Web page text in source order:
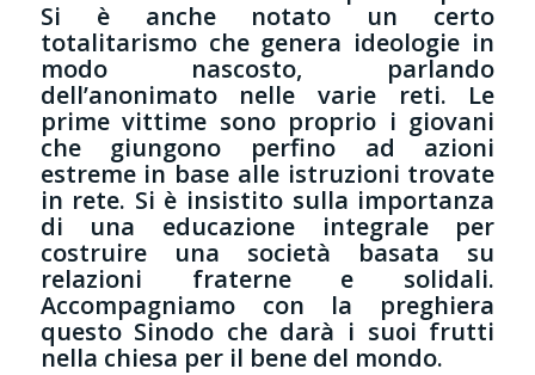
Si è anche notato un certo
totalitarismo che genera ideologie in
modo nascosto, parlando
dell’anonimato nelle varie reti. Le
prime vittime sono proprio i giovani
che giungono perfino ad azioni
estreme in base alle istruzioni trovate
in rete. Si è insistito sulla importanza
di una educazione integrale per
costruire una società basata su
relazioni fraterne e solidali.
Accompagniamo con la preghiera
questo Sinodo che darà i suoi frutti
nella chiesa per il bene del mondo.